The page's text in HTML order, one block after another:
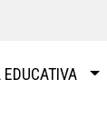
EDUCATIVA